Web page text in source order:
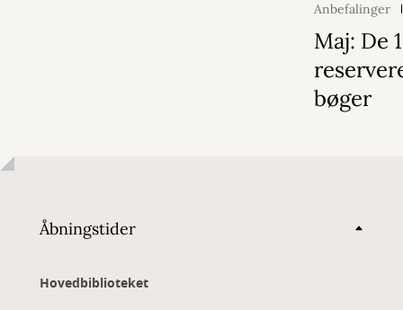
Anbefalinger
Maj: De
bøger
Åbningstider
Hovedbiblioteket